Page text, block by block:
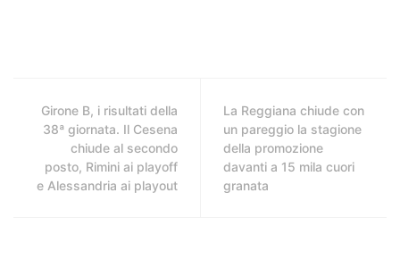
Girone B, i risultati della
38ª giornata. Il Cesena
chiude al secondo
posto, Rimini ai playoff
e Alessandria ai playout
La Reggiana chiude con
un pareggio la stagione
della promozione
davanti a 15 mila cuori
granata